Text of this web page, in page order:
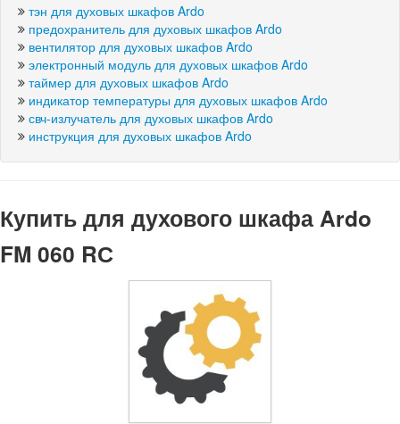
тэн для духовых шкафов Ardo
предохранитель для духовых шкафов Ardo
вентилятор для духовых шкафов Ardo
электронный модуль для духовых шкафов Ardo
таймер для духовых шкафов Ardo
индикатор температуры для духовых шкафов Ardo
свч-излучатель для духовых шкафов Ardo
инструкция для духовых шкафов Ardo
Купить для духового шкафа Ardo
FM 060 RС